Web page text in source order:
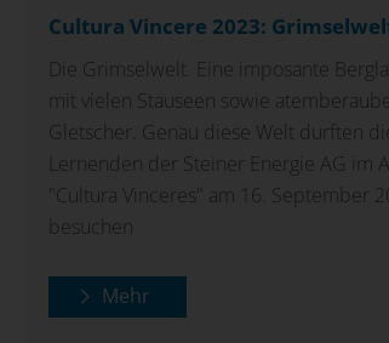
Cultura Vincere 2023:
Die Grimselwelt. Eine imposante
mit vielen Stauseen sowie
Gletscher. Genau diese Welt durften
Lernenden der Steiner Energie AG im
"Cultura Vinceres" am 16. September
besuchen
Mehr